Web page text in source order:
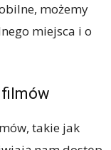
możemy
miejsca i o
takie jak